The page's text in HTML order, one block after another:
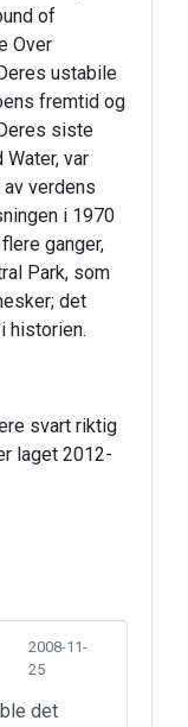
of
Over
ustabile
fremtid og
siste
var
verdens
i 1970
ganger,
Park, som
det
historien.
svart riktig
laget 2012-
2008-11-
25
det